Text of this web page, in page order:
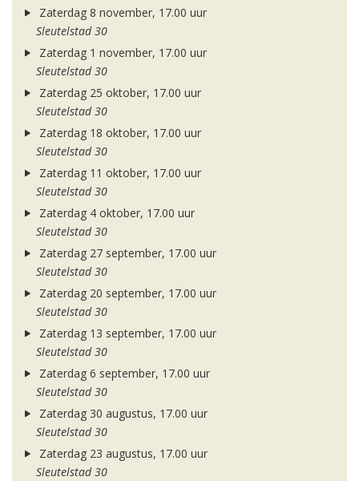
Zaterdag 8 november, 17.00 uur
Sleutelstad 30
Zaterdag 1 november, 17.00 uur
Sleutelstad 30
Zaterdag 25 oktober, 17.00 uur
Sleutelstad 30
Zaterdag 18 oktober, 17.00 uur
Sleutelstad 30
Zaterdag 11 oktober, 17.00 uur
Sleutelstad 30
Zaterdag 4 oktober, 17.00 uur
Sleutelstad 30
Zaterdag 27 september, 17.00 uur
Sleutelstad 30
Zaterdag 20 september, 17.00 uur
Sleutelstad 30
Zaterdag 13 september, 17.00 uur
Sleutelstad 30
Zaterdag 6 september, 17.00 uur
Sleutelstad 30
Zaterdag 30 augustus, 17.00 uur
Sleutelstad 30
Zaterdag 23 augustus, 17.00 uur
Sleutelstad 30